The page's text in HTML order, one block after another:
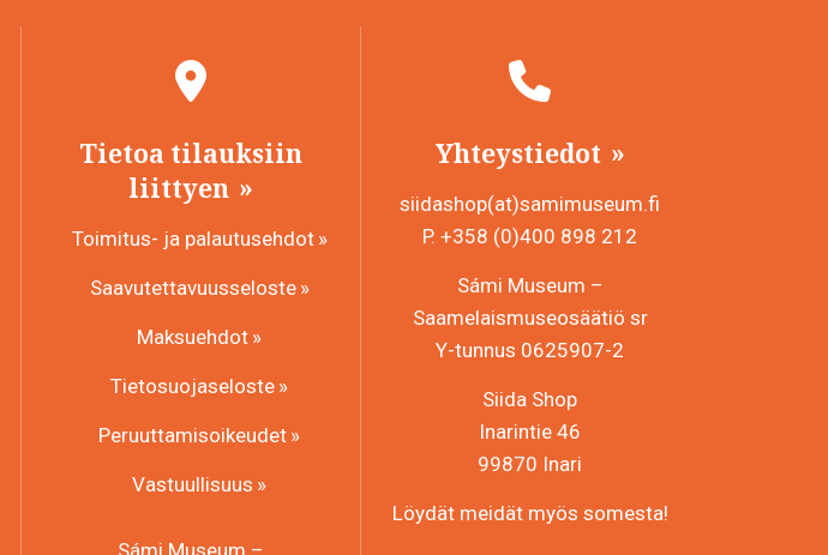
Tietoa tilauksiin
liittyen
Toimitus- ja palautusehdot
Saavutettavuusseloste
Maksuehdot
Tietosuojaseloste
Peruuttamisoikeudet
Vastuullisuus
Yhteystiedot
siidashop(at)samimuseum.fi
P. +358 (0)400 898 212
Sámi Museum –
Saamelaismuseosäätiö sr
Y-tunnus 0625907-2
Siida Shop
Inarintie 46
99870 Inari
Löydät meidät myös somesta!